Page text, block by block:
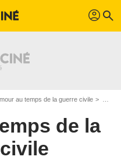
profil search
au temps de la guerre civile
de la